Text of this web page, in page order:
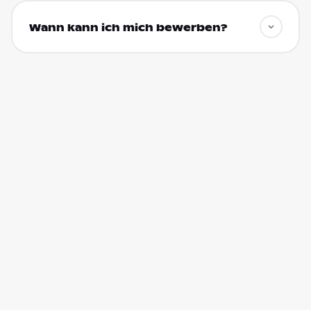
Wann kann ich mich bewerben?